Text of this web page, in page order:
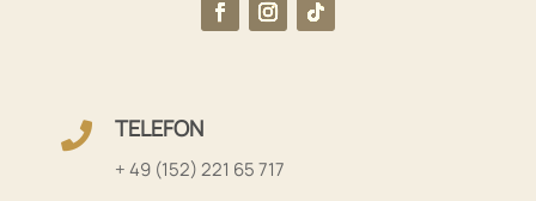
 TELEFON
+ 49 (152) 221 65 717